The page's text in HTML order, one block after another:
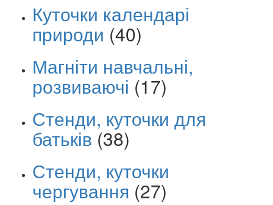
Куточки календарі
природи (40)
Магніти навчальні,
розвиваючі (17)
Стенди, куточки для
батьків (38)
Стенди, куточки
чергування (27)